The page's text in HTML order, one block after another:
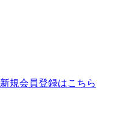
新規会員登録はこちら